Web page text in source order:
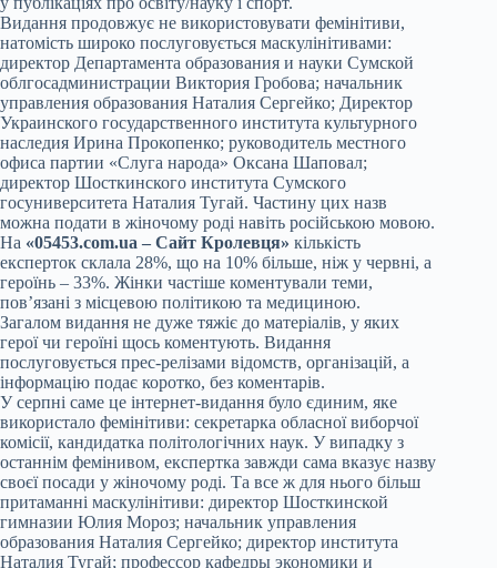
Видання продовжує не використовувати фемінітиви,
натомість широко послуговується маскулінітивами:
директор Департамента образования и науки Сумской
облгосадминистрации Виктория Гробова; начальник
управления образования Наталия Сергейко; Директор
Украинского государственного института культурного
наследия Ирина Прокопенко; руководитель местного
офиса партии «Слуга народа» Оксана Шаповал;
директор Шосткинского института Сумского
госуниверситета Наталия Тугай. Частину цих назв
можна подати в жіночому роді навіть російською мовою.
На «05453.com.ua – Cайт Кролевця» кількість
експерток склала 28%, що на 10% більше, ніж у червні, а
героїнь – 33%. Жінки частіше коментували теми,
пов’язані з місцевою політикою та медициною.
Загалом видання не дуже тяжіє до матеріалів, у яких
герої чи героїні щось коментують. Видання
послуговується прес-релізами відомств, організацій, а
інформацію подає коротко, без коментарів.
У серпні саме це інтернет-видання було єдиним, яке
використало фемінітиви: секретарка обласної виборчої
комісії, кандидатка політологічних наук. У випадку з
останнім фемінивом, експертка завжди сама вказує назву
своєї посади у жіночому роді. Та все ж для нього більш
притаманні маскулінітиви: директор Шосткинской
гимназии Юлия Мороз; начальник управления
образования Наталия Сергейко; директор института
Наталия Тугай; профессор кафедры экономики и